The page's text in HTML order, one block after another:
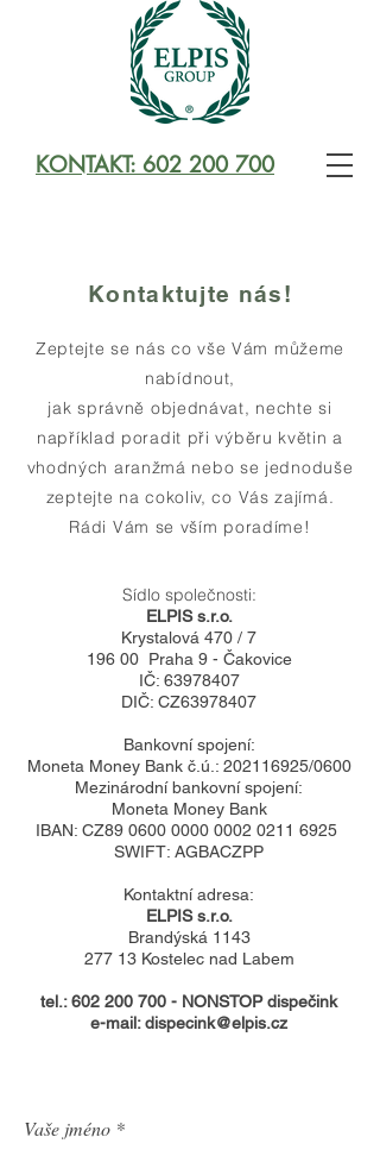
KONTAKT: 602 200 700
Kontaktujte nás!
Zeptejte se nás co vše Vám můžeme
nabídnout,
jak správně objednávat, nechte si
například poradit při výběru květin a
vhodných aranžmá nebo se jednoduše
zeptejte na cokoliv, co Vás zajímá.
Rádi Vám se vším poradíme!
Sídlo společnosti:
ELPIS s.r.o.
Krystalová 470 / 7
196 00 Praha 9 - Čakovice
IČ: 63978407
DIČ: CZ63978407
Bankovní spojení:
Moneta Money Bank č.ú.: 202116925/0600
Mezinárodní bankovní spojení:
Moneta Money Bank
IBAN: CZ89 0600 0000 0002 0211 6925
SWIFT: AGBACZPP
Kontaktní adresa:
ELPIS s.r.o.
Brandýská 1143
277 13 Kostelec nad Labem
tel.:602 200 700 - NONSTOP dispečink
e-mail: dispecink@elpis.cz
Vaše jméno